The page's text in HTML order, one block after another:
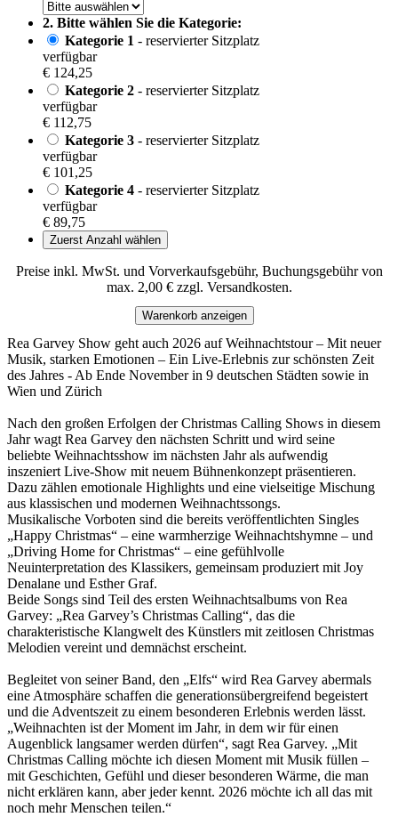
2. Bitte wählen Sie die Kategorie:
Kategorie 1 - reservierter Sitzplatz
verfügbar
€ 124,25
Kategorie 2 - reservierter Sitzplatz
verfügbar
€ 112,75
Kategorie 3 - reservierter Sitzplatz
verfügbar
€ 101,25
Kategorie 4 - reservierter Sitzplatz
verfügbar
€ 89,75
Zuerst Anzahl wählen
Preise inkl. MwSt. und Vorverkaufsgebühr, Buchungsgebühr von
max. 2,00 € zzgl. Versandkosten.
Warenkorb anzeigen
Rea Garvey Show geht auch 2026 auf Weihnachtstour – Mit neuer
Musik, starken Emotionen – Ein Live-Erlebnis zur schönsten Zeit
des Jahres - Ab Ende November in 9 deutschen Städten sowie in
Wien und Zürich
Nach den großen Erfolgen der Christmas Calling Shows in diesem
Jahr wagt Rea Garvey den nächsten Schritt und wird seine
beliebte Weihnachtsshow im nächsten Jahr als aufwendig
inszeniert Live-Show mit neuem Bühnenkonzept präsentieren.
Dazu zählen emotionale Highlights und eine vielseitige Mischung
aus klassischen und modernen Weihnachtssongs.
Musikalische Vorboten sind die bereits veröffentlichten Singles
„Happy Christmas“ – eine warmherzige Weihnachtshymne – und
„Driving Home for Christmas“ – eine gefühlvolle
Neuinterpretation des Klassikers, gemeinsam produziert mit Joy
Denalane und Esther Graf.
Beide Songs sind Teil des ersten Weihnachtsalbums von Rea
Garvey: „Rea Garvey’s Christmas Calling“, das die
charakteristische Klangwelt des Künstlers mit zeitlosen Christmas
Melodien vereint und demnächst erscheint.
Begleitet von seiner Band, den „Elfs“ wird Rea Garvey abermals
eine Atmosphäre schaffen die generationsübergreifend begeistert
und die Adventszeit zu einem besonderen Erlebnis werden lässt.
„Weihnachten ist der Moment im Jahr, in dem wir für einen
Augenblick langsamer werden dürfen“, sagt Rea Garvey. „Mit
Christmas Calling möchte ich diesen Moment mit Musik füllen –
mit Geschichten, Gefühl und dieser besonderen Wärme, die man
nicht erklären kann, aber jeder kennt. 2026 möchte ich all das mit
noch mehr Menschen teilen.“